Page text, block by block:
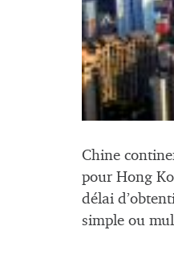
Chine
pour Hong
délai
simple ou